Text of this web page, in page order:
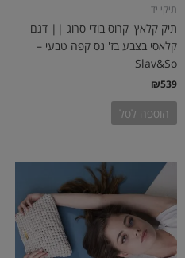
תיקי יד
תיק קלאץ' קרוס בודי סרוג || דגם
קלאסי בצבע בז' נס קפה טבעי –
Slav&So
₪539
הוספה לסל